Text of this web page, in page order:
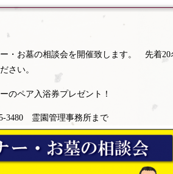
・お墓の相談会を開催致します。 先着
さい。
のペア入浴券プレゼント！
3480 霊園管理事務所まで